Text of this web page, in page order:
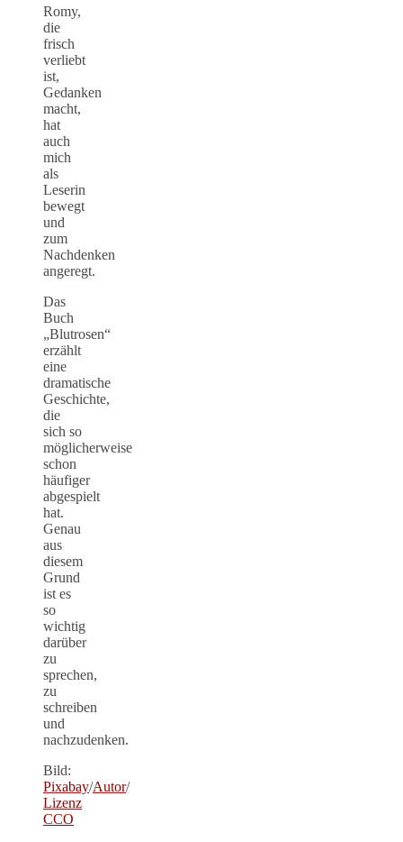
Romy,
die
frisch
verliebt
ist,
Gedanken
macht,
hat
auch
mich
als
Leserin
bewegt
und
zum
Nachdenken
angeregt.
Das
Buch
„Blutrosen“
erzählt
eine
dramatische
Geschichte,
die
sich so
möglicherweise
schon
häufiger
abgespielt
hat.
Genau
aus
diesem
Grund
ist es
so
wichtig
darüber
zu
sprechen,
zu
schreiben
und
nachzudenken.
Bild:
Pixabay/Autor/
Lizenz
CCO